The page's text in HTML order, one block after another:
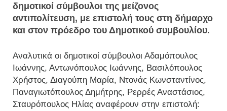
δημοτικοί σύμβουλοι της μείζονος
αντιπολίτευση, με επιστολή τους στη δήμαρχο
και στον πρόεδρο του Δημοτικού συμβουλίου.
Αναλυτικά οι δημοτικοί σύμβουλοι Αδαμόπουλος
Ιωάννης, Αντωνόπουλος Ιωάννης, Βασιλόπουλος
Χρήστος, Διαγούπη Μαρία, Ντονάς Κωνσταντίνος,
Παναγιωτόπουλος Δημήτρης, Ρερρές Αναστάσιος,
Σταυρόπουλος Ηλίας αναφέρουν στην επιστολή: